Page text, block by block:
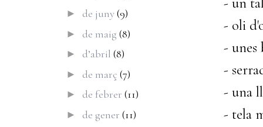
- oli
- unes
-
- una
- tela
► de juny(9)
► de maig (8)
► d’abril (8)
► de març (7)
► de febrer (11)
► de gener (11)